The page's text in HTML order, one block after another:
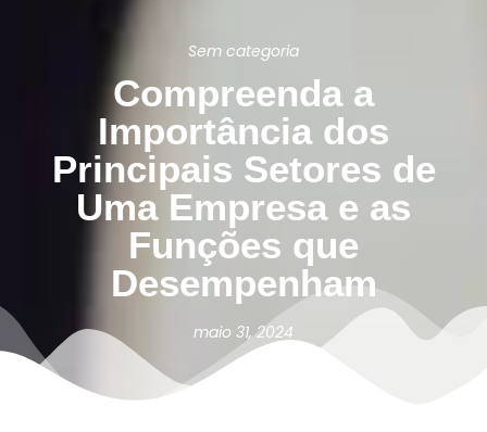
Sem categoria
Compreenda a
Importância dos
Principais Setores de
Uma Empresa e as
Funções que
Desempenham
maio 31, 2024